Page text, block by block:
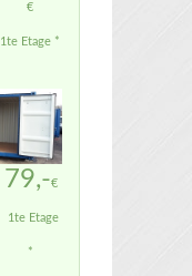
€
1te Etage *
79,-€
1te Etage
*